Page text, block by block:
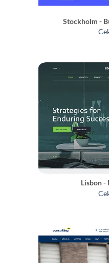
Stockholm -
Lisbon -